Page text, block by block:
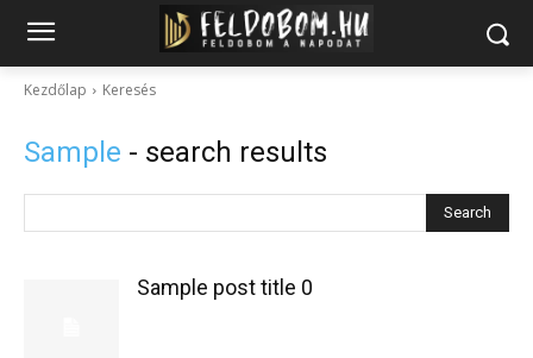
Kezdőlap Keresés
Sample - search results
Search
Sample post title 0